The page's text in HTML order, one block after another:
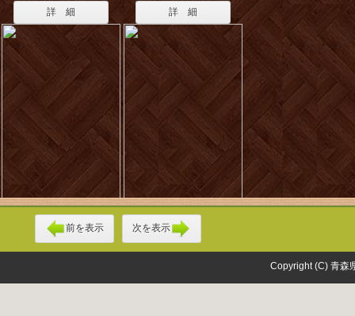
詳 細 詳 細
前を表示 次を表示
Copyright (C) 青森